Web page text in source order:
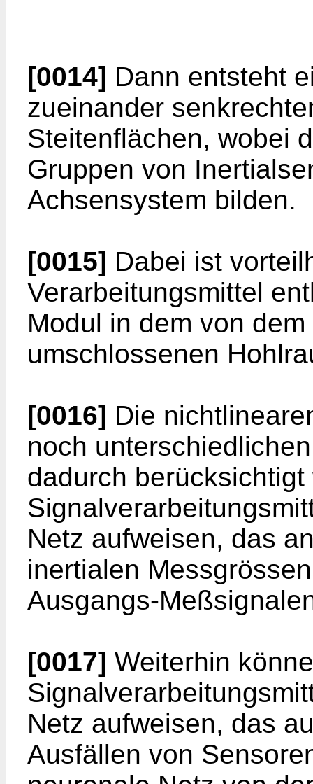
[0014] Dann entsteht
zueinander
Steitenflächen, wobei
Gruppen von
Achsensystem bilden.
[0015] Dabei ist
Verarbeitungsmittel
Modul in dem von
umschlossenen
[0016] Die
noch
dadurch
Netz aufweisen, das
inertialen
Ausgangs-
[0017] Weiterhin
Netz aufweisen, das
Ausfällen von